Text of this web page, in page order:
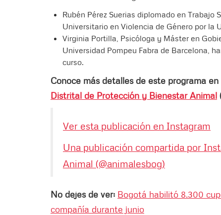
Rubén Pérez Suerias diplomado en Trabajo
Universitario en Violencia de Género por la
Virginia Portilla, Psicóloga y Máster en
Universidad Pompeu Fabra de Barcelona,
curso.
Conoce más detalles de este programa
Distrital de Protección y Bienestar Animal
Ver esta publicación en Instagram
Una publicación compartida por
Animal (@animalesbog)
No dejes de ver: Bogotá habilitó 8.300
compañía durante junio